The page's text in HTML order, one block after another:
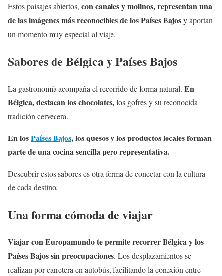
Estos paisajes abiertos, con canales y molinos, representan una
de las imágenes más reconocibles de los Países Bajosy aportan
un momento muy especial al viaje.
Sabores de Bélgica y Países Bajos
La gastronomía acompaña el recorrido de forma natural. En
Bélgica, destacan los chocolates,los gofres y su reconocida
tradición cervecera.
En losPaíses Bajos, los quesos y los productos locales forman
parte de una cocina sencilla pero representativa.
Descubrir estos sabores es otra forma de conectar con la cultura
de cada destino.
Una forma cómoda de viajar
Viajar con Europamundo te permite recorrer Bélgica y los
Países Bajos sin preocupaciones. Los desplazamientos se
realizan por carretera en autobús, facilitando la conexión entre